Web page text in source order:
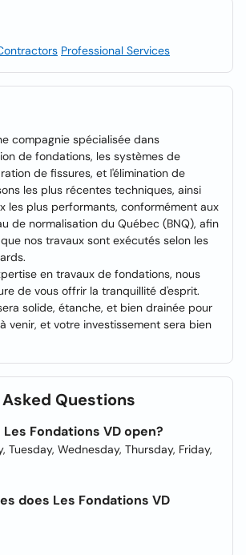
Professional Services
compagnie spécialisée dans
de fondations, les systèmes de
de fissures, et l'élimination de
les plus récentes techniques, ainsi
les plus performants, conformément aux
de normalisation du Québec (BNQ), afin
nos travaux sont exécutés selon les
en travaux de fondations, nous
de vous offrir la tranquillité d'esprit.
solide, étanche, et bien drainée pour
venir, et votre investissement sera bien
Questions
Fondations VD open?
Tuesday, Wednesday, Thursday, Friday,
does Les Fondations VD